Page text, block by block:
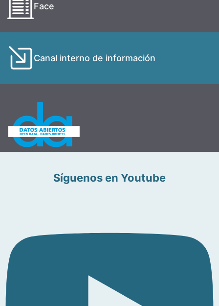
Face
Canal interno de información
Síguenos en Youtube